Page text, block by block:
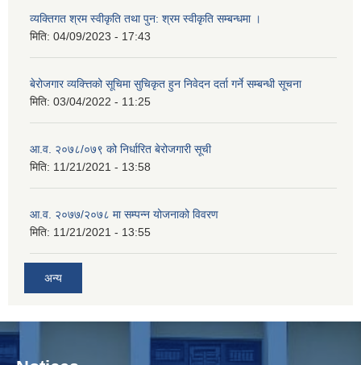
व्यक्तिगत श्रम स्वीकृति तथा पुन: श्रम स्वीकृति सम्बन्धमा ।
मिति: 04/09/2023 - 17:43
बेरोजगार व्यक्त्तिको सूचिमा सुचिकृत हुन निवेदन दर्ता गर्ने सम्बन्धी सूचना
मिति: 03/04/2022 - 11:25
आ.व. २०७८/०७९ को निर्धारित बेरोजगारी सूची
मिति: 11/21/2021 - 13:58
आ.व. २०७७/२०७८ मा सम्पन्न योजनाको विवरण
मिति: 11/21/2021 - 13:55
अन्य